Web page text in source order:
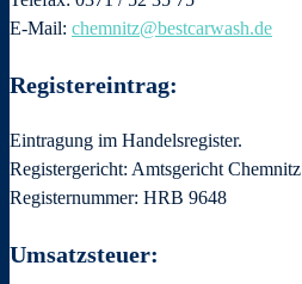
E-Mail: chemnitz@bestcarwash.de
Registereintrag:
Eintragung im Handelsregister.
Registergericht: Amtsgericht Chemnitz
Registernummer: HRB 9648
Umsatzsteuer: